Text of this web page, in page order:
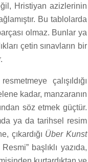
Hristiyan azizlerinin
Bu tablolarda
olmaz. Bunlar ya
çetin sınavların bir
çalışıldığı
kadar, manzaranın
söz etmek güçtür.
ya da tarihsel resim
çıkardığı Über Kunst
başlıklı yazıda,